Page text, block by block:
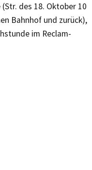
des 18. Oktober 10
Bahnhof und zurück),
im Reclam-